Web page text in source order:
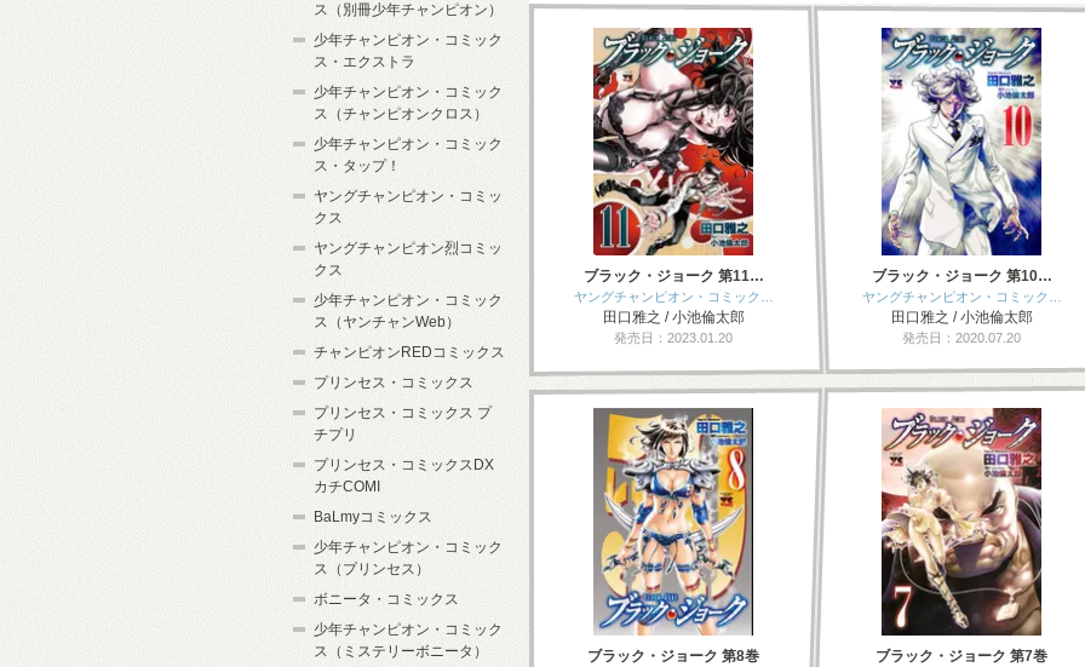
ブラック・ジョーク 第11…
ヤングチャンピオン・コミック…
田口雅之 / 小池倫太郎
発売日：2023.01.20
ブラック・ジョーク 第10…
ヤングチャンピオン・コミック…
田口雅之 / 小池倫太郎
発売日：2020.07.20
ブラック・ジョーク 第8巻 ブラック・ジョーク 第7巻
ス（別冊少年チャンピオン）
少年チャンピオン・コミック
ス・エクストラ
少年チャンピオン・コミック
ス（チャンピオンクロス）
少年チャンピオン・コミック
ス・タップ！
ヤングチャンピオン・コミッ
クス
ヤングチャンピオン烈コミッ
クス
少年チャンピオン・コミック
ス（ヤンチャンWeb）
チャンピオンREDコミックス
プリンセス・コミックス
プリンセス・コミックス プ
チプリ
プリンセス・コミックスDX
カチCOMI
BaLmyコミックス
少年チャンピオン・コミック
ス（プリンセス）
ボニータ・コミックス
少年チャンピオン・コミック
ス（ミステリーボニータ）